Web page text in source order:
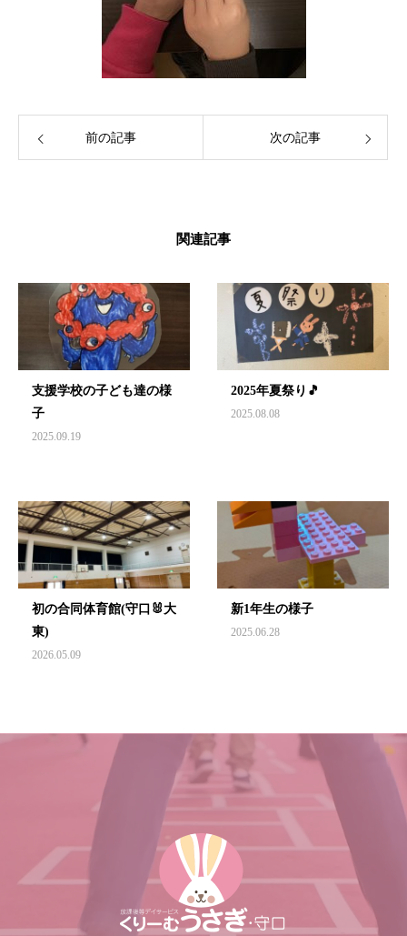
前の記事 次の記事
関連記事
支援学校の子ども達の様
子
2025.09.19
2025年夏祭り🎵
2025.08.08
初の合同体育館(守口🐰大
東)
2026.05.09
新1年生の様子
2025.06.28